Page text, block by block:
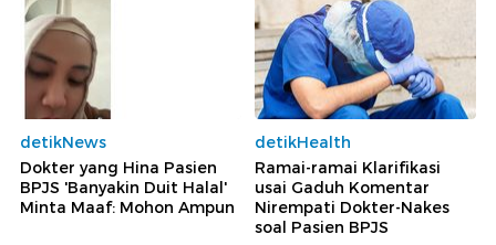
detikNews
Dokter yang Hina Pasien
BPJS 'Banyakin Duit Halal'
Minta Maaf: Mohon Ampun
detikHealth
Ramai-ramai Klarifikasi
usai Gaduh Komentar
Nirempati Dokter-Nakes
soal Pasien BPJS